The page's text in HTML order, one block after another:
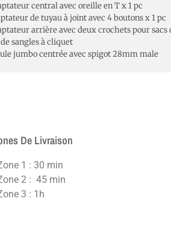
central avec oreille en T x 1 pc
de tuyau à joint avec 4 boutons x 1 pc
arrière avec deux crochets pour sacs
de sangles à cliquet
jumbo centrée avec spigot 28mm male
De Livraison
1 : 30 min
2 : 45 min
3 : 1h